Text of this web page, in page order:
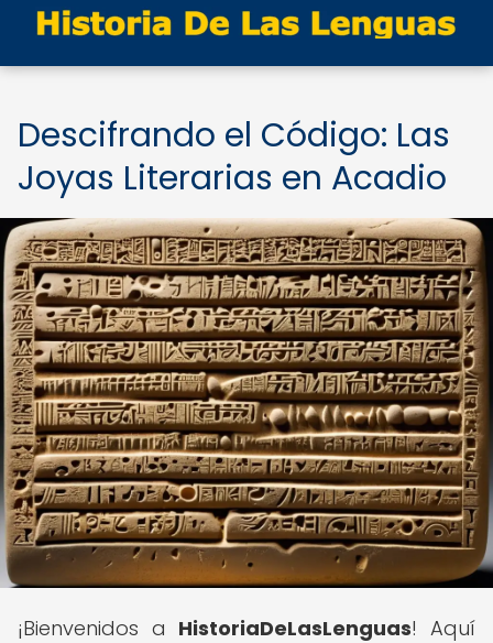
Descifrando el Código: Las
Joyas Literarias en Acadio
¡Bienvenidos a HistoriaDeLasLenguas! Aquí